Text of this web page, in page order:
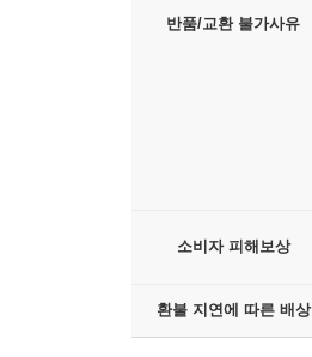
반품/교환 불가사유
소비자 피해보상
환불 지연에 따른 배상